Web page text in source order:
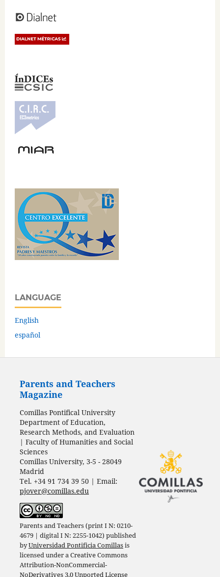
LANGUAGE
English
español
Parents and Teachers
Magazine
Comillas Pontifical University
Department of Education,
Research Methods, and Evaluation
| Faculty of Humanities and Social
Sciences
Comillas University, 3-5 - 28049
Madrid
Tel. +34 91 734 39 50 | Email:
pjover@comillas.edu
Parents and Teachers (print I N: 0210-
4679 | digital I N: 2255-1042) published
byUniversidad Pontificia Comillasis
licensed under aCreative Commons
Attribution-NonCommercial-
NoDerivatives 3.0 Unported License